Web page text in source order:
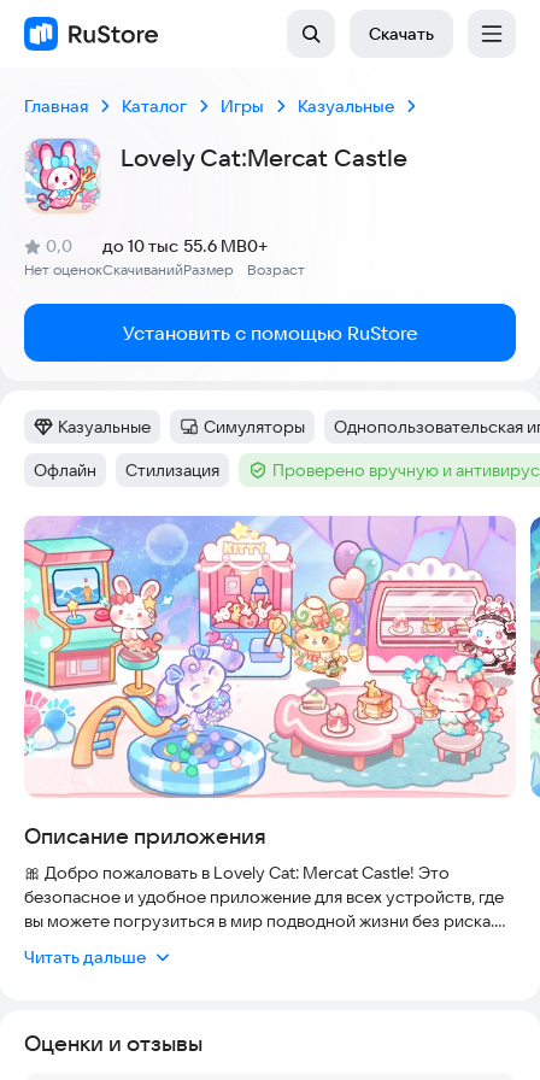
Скачать
Главная Каталог Игры Казуальные
Lovely Cat:Mercat Castle
Рейтинг:
0,0
(
Нет оценок
)
Скачиваний
до 10 тыс
Размер
55.6 MB
Возраст
0+
Установить с помощью RuStore
Категория:
Казуальные Категория:
Симуляторы Тег:
Однопользовательская
Тег:
Офлайн Тег:
Стилизация Тег :Проверено вручную и
Скриншоты
Описание приложения
🎀 Добро пожаловать в Lovely Cat: Mercat Castle! Это
безопасное и удобное приложение для всех устройств, где
вы можете погрузиться в мир подводной жизни без риска.
Присоединяйтесь к милым русалочкам и изучайте
✨ Ух ты! Здесь полно красивых яиц. Какую русалочку мы
Читать дальше
Оценки и отзывы